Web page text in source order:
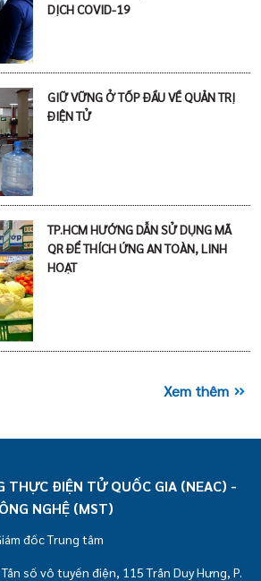
DỊCH COVID-19
GIỮ VỮNG Ở TỐP ĐẦU VỀ QUẢN TRỊ
ĐIỆN TỬ
TP.HCM HƯỚNG DẪN SỬ DỤNG MÃ
QR ĐỂ THÍCH ỨNG AN TOÀN, LINH
HOẠT
Xem thêm
THỰC ĐIỆN TỬ QUỐC GIA (NEAC) -
NGHỆ (MST)
đốc Trung tâm
số vô tuyến điện, 115 Trần Duy Hưng, P.